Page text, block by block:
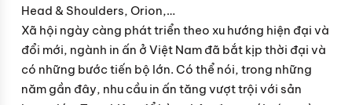
Head & Shoulders, Orion,…
Xã hội ngày càng phát triển theo xu hướng hiện đại và
đổi mới, ngành in ấn ở Việt Nam đã bắt kịp thời đại và
có những bước tiến bộ lớn. Có thể nói, trong những
năm gần đây, nhu cầu in ấn tăng vượt trội với sản